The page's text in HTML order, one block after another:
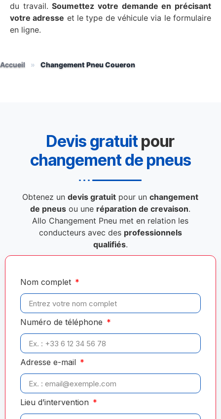
du travail.Soumettez votre demande en précisant
votre adresse et le type de véhicule via le formulaire
en ligne.
Accueil » Changement Pneu Coueron
Devis gratuitpour
changement de pneus
Obtenez undevis gratuit pour unchangement
de pneus ou une réparation de crevaison.
Allo Changement Pneu met en relation les
conducteurs avec des professionnels
qualifiés.
Nom complet
Numéro de téléphone
Adresse e-mail
Lieu d’intervention